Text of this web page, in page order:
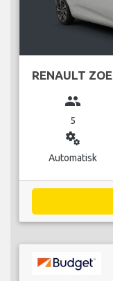
RENAULT ZOE
group
5
miscellaneous_services
Automatisk